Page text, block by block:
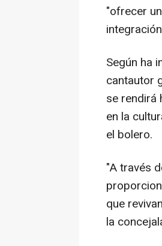
"ofrecer
Según ha
cantautor
se rendirá
en la
el bolero.
"A través
que
la